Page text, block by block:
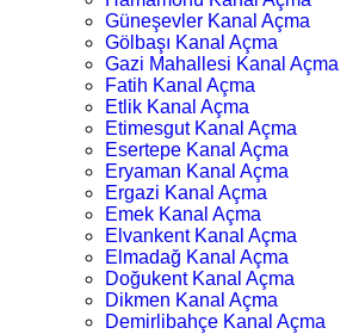
Güneşevler Kanal Açma
Gölbaşı Kanal Açma
Gazi Mahallesi Kanal Açma
Fatih Kanal Açma
Etlik Kanal Açma
Etimesgut Kanal Açma
Esertepe Kanal Açma
Eryaman Kanal Açma
Ergazi Kanal Açma
Emek Kanal Açma
Elvankent Kanal Açma
Elmadağ Kanal Açma
Doğukent Kanal Açma
Dikmen Kanal Açma
Demirlibahçe Kanal Açma